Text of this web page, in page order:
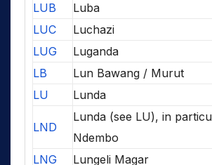
LUB
Luba
LUC
Luchazi
LUG
Luganda
LB
Lun Bawang / Murut
LU
Lunda
LND
Lunda (see LU), in
Ndembo
LNG
Lungeli Magar